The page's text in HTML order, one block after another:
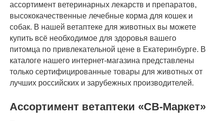
ассортимент ветеринарных лекарств и препаратов,
высококачественные лечебные корма для кошек и
собак. В нашей ветаптеке для животных вы можете
купить всё необходимое для здоровья вашего
питомца по привлекательной цене в Екатеринбурге. В
каталоге нашего интернет-магазина представлены
только сертифицированные товары для животных от
лучших российских и зарубежных производителей.
Ассортимент ветаптеки «СВ-Маркет»